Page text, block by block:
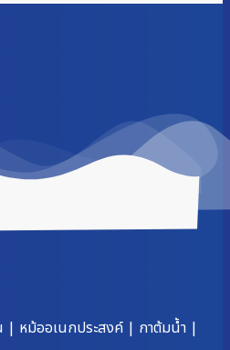
| หม้ออเนกประสงค์ | กาต้มน้ำ |